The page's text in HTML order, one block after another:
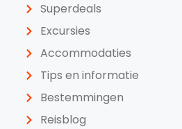
Superdeals
Excursies
Accommodaties
Tips en informatie
Bestemmingen
Reisblog